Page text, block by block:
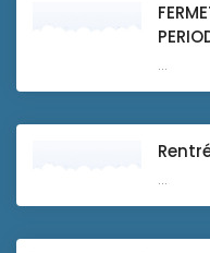
...
...